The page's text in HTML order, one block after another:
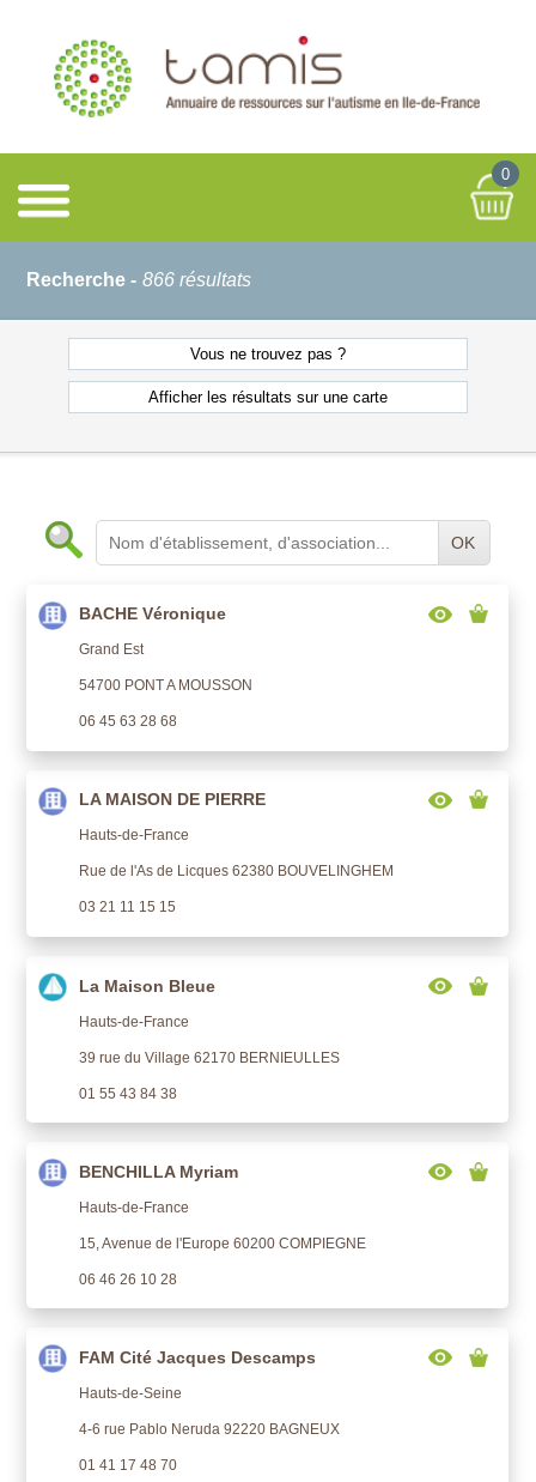
0
Recherche - 866 résultats
Vous ne trouvez pas ?
Afficher les résultats sur une carte
OK
BACHE Véronique
Grand Est
54700 PONT A MOUSSON
06 45 63 28 68
LA MAISON DE PIERRE
Hauts-de-France
Rue de l'As de Licques 62380 BOUVELINGHEM
03 21 11 15 15
La Maison Bleue
Hauts-de-France
39 rue du Village 62170 BERNIEULLES
01 55 43 84 38
BENCHILLA Myriam
Hauts-de-France
15, Avenue de l'Europe 60200 COMPIEGNE
06 46 26 10 28
FAM Cité Jacques Descamps
Hauts-de-Seine
4-6 rue Pablo Neruda 92220 BAGNEUX
01 41 17 48 70